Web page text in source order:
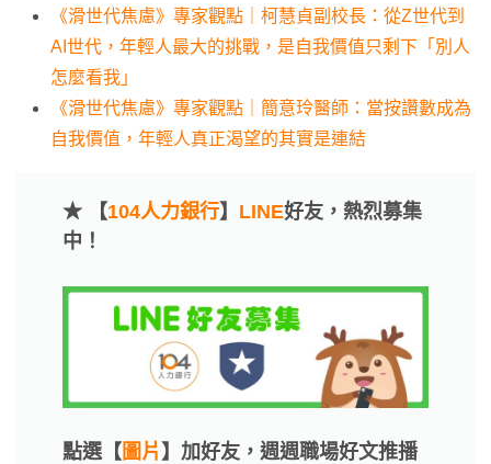
《滑世代焦慮》專家觀點｜柯慧貞副校長：從Z世代到
AI世代，年輕人最大的挑戰，是自我價值只剩下「別人
怎麼看我」
《滑世代焦慮》專家觀點｜簡意玲醫師：當按讚數成為
自我價值，年輕人真正渴望的其實是連結
★ 【104人力銀行】 LINE好友，熱烈募集
中！
點選【 圖片 】加好友，週週職場好文推播